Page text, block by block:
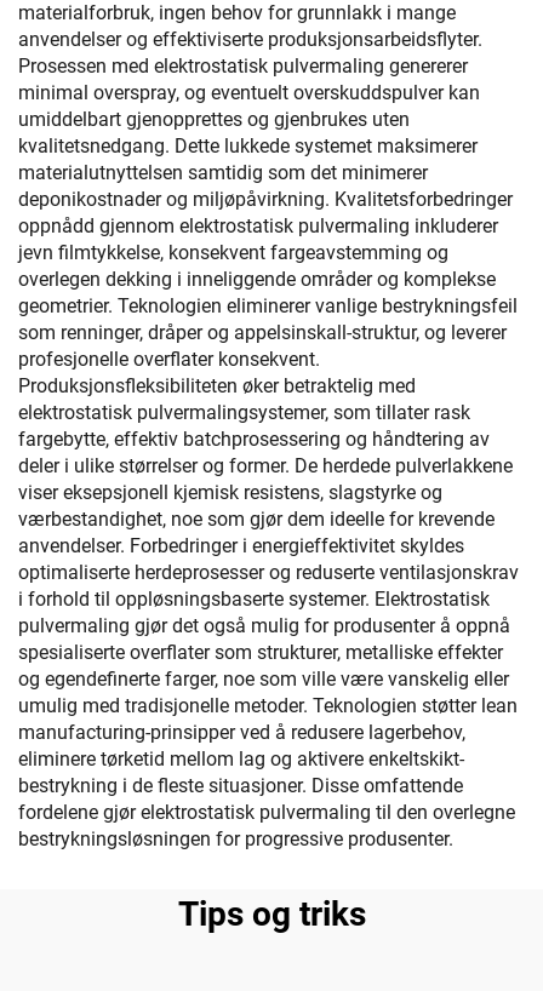
materialforbruk, ingen behov for grunnlakk i mange
anvendelser og effektiviserte produksjonsarbeidsflyter.
Prosessen med elektrostatisk pulvermaling genererer
minimal overspray, og eventuelt overskuddspulver kan
umiddelbart gjenopprettes og gjenbrukes uten
kvalitetsnedgang. Dette lukkede systemet maksimerer
materialutnyttelsen samtidig som det minimerer
deponikostnader og miljøpåvirkning. Kvalitetsforbedringer
oppnådd gjennom elektrostatisk pulvermaling inkluderer
jevn filmtykkelse, konsekvent fargeavstemming og
overlegen dekking i inneliggende områder og komplekse
geometrier. Teknologien eliminerer vanlige bestrykningsfeil
som renninger, dråper og appelsinskall-struktur, og leverer
profesjonelle overflater konsekvent.
Produksjonsfleksibiliteten øker betraktelig med
elektrostatisk pulvermalingsystemer, som tillater rask
fargebytte, effektiv batchprosessering og håndtering av
deler i ulike størrelser og former. De herdede pulverlakkene
viser eksepsjonell kjemisk resistens, slagstyrke og
værbestandighet, noe som gjør dem ideelle for krevende
anvendelser. Forbedringer i energieffektivitet skyldes
optimaliserte herdeprosesser og reduserte ventilasjonskrav
i forhold til oppløsningsbaserte systemer. Elektrostatisk
pulvermaling gjør det også mulig for produsenter å oppnå
spesialiserte overflater som strukturer, metalliske effekter
og egendefinerte farger, noe som ville være vanskelig eller
umulig med tradisjonelle metoder. Teknologien støtter lean
manufacturing-prinsipper ved å redusere lagerbehov,
eliminere tørketid mellom lag og aktivere enkeltskikt-
bestrykning i de fleste situasjoner. Disse omfattende
fordelene gjør elektrostatisk pulvermaling til den overlegne
bestrykningsløsningen for progressive produsenter.
Tips og triks